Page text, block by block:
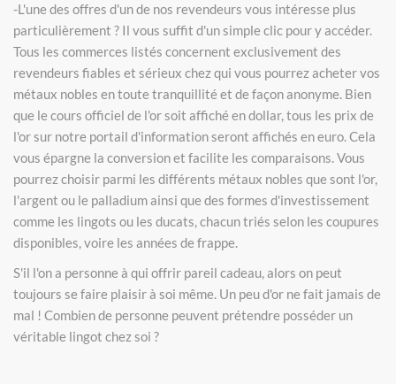
-L'une des offres d'un de nos revendeurs vous intéresse plus
particulièrement ? Il vous suffit d'un simple clic pour y accéder.
Tous les commerces listés concernent exclusivement des
revendeurs fiables et sérieux chez qui vous pourrez acheter vos
métaux nobles en toute tranquillité et de façon anonyme. Bien
que le cours officiel de l'or soit affiché en dollar, tous les prix de
l'or sur notre portail d'information seront affichés en euro. Cela
vous épargne la conversion et facilite les comparaisons. Vous
pourrez choisir parmi les différents métaux nobles que sont l'or,
l'argent ou le palladium ainsi que des formes d'investissement
comme les lingots ou les ducats, chacun triés selon les coupures
disponibles, voire les années de frappe.
S'il l'on a personne à qui offrir pareil cadeau, alors on peut
toujours se faire plaisir à soi même. Un peu d'or ne fait jamais de
mal ! Combien de personne peuvent prétendre posséder un
véritable lingot chez soi ?